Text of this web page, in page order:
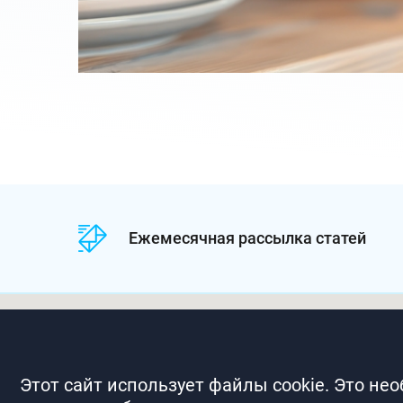
Ежемесячная рассылка статей
Этот сайт использует файлы cookie. Это